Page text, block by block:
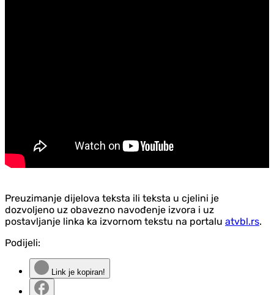
Preuzimanje dijelova teksta ili teksta u cjelini je
dozvoljeno uz obavezno navođenje izvora i uz
postavljanje linka ka izvornom tekstu na portalu atvbl.rs.
Podijeli:
Link je kopiran!